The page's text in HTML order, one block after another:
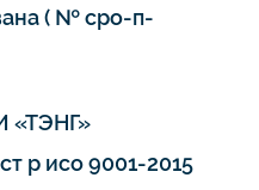
( № сро-п-
«ТЭНГ»
р исо 9001-2015